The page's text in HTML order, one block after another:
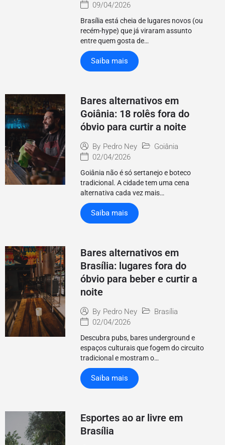
09/04/2026
Brasília está cheia de lugares novos (ou
recém-hype) que já viraram assunto
entre quem gosta de…
Saiba mais
Bares alternativos em
Goiânia: 18 rolês fora do
óbvio para curtir a noite
By Pedro Ney
Goiânia
02/04/2026
Goiânia não é só sertanejo e boteco
tradicional. A cidade tem uma cena
alternativa cada vez mais…
Saiba mais
Bares alternativos em
Brasília: lugares fora do
óbvio para beber e curtir a
noite
By Pedro Ney
Brasília
02/04/2026
Descubra pubs, bares underground e
espaços culturais que fogem do circuito
tradicional e mostram o…
Saiba mais
Esportes ao ar livre em
Brasília